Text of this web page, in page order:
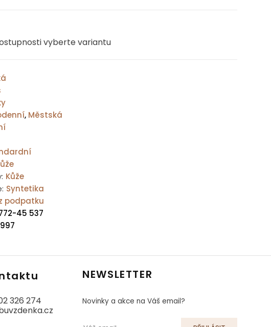
vyberte variantu
, Městská
Kůže
Syntetika
podpatku
45 537
326 274
NEWSLETTER
Novinky a akce na Váš email?